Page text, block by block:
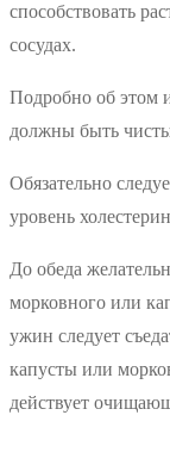
способствовать
сосудах.
Подробно об этом
должны быть
Обязательно
уровень
До обеда
морковного или
ужин следует
капусты или
действует